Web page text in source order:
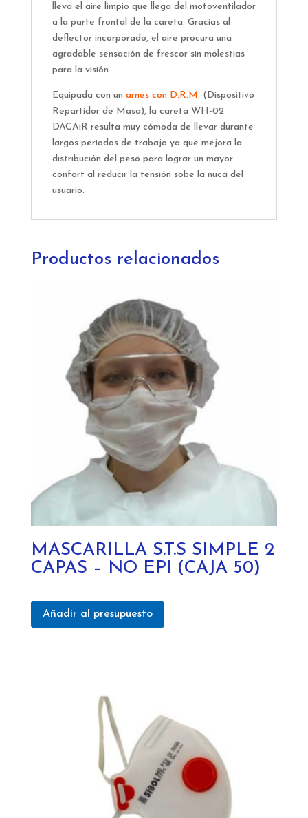
lleva el aire limpio que llega del motoventilador
a la parte frontal de la careta. Gracias al
deflector incorporado, el aire procura una
agradable sensación de frescor sin molestias
para la visión.
Equipada con un arnés con D.R.M. (Dispositivo
Repartidor de Masa), la careta WH-02
DACAiR resulta muy cómoda de llevar durante
largos periodos de trabajo ya que mejora la
distribución del peso para lograr un mayor
confort al reducir la tensión sobe la nuca del
usuario.
Productos relacionados
MASCARILLA S.T.S SIMPLE 2
CAPAS – NO EPI (CAJA 50)
Añadir al presupuesto